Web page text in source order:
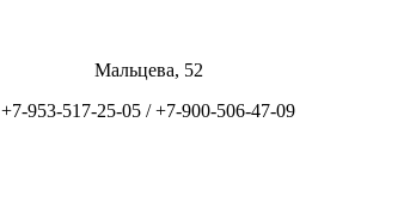
Мальцева, 52
+7-953-517-25-05 /+7-900-506-47-09